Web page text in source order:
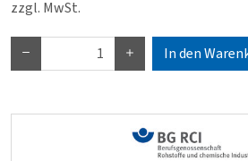
zzgl. MwSt.
In den